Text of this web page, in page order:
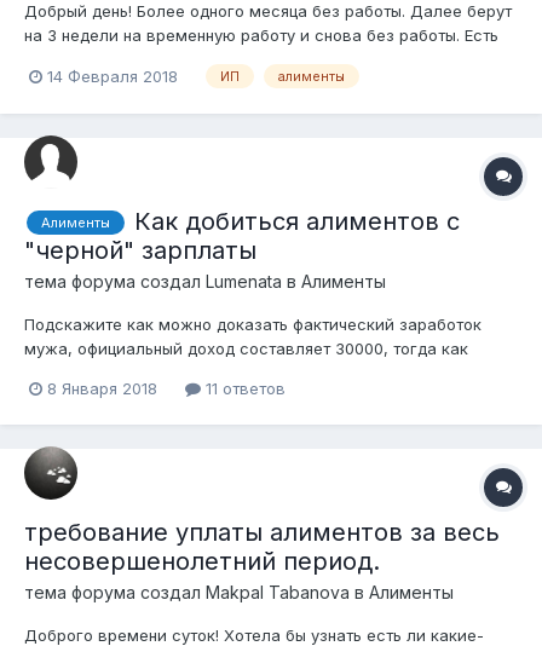
Добрый день! Более одного месяца без работы. Далее берут
на 3 недели на временную работу и снова без работы. Есть
правильно обеспечить выплату алиментов согласно
открывать ИП, которое...
14 Февраля 2018 ИП алименты
Алименты
Как добиться алиментов с
"черной" зарплаты
тема форума создал Lumenata в Алименты
Подскажите как можно доказать фактический заработок
мужа, официальный доход составляет 30000, тогда как
ребенок, ему 1,10. Сейчас подаю на расторжение и на
алименты, в добровольном порядке он платить не будет
(только те 25% от 30000). Его работодател...
8 Января 2018 11 ответов
требование уплаты алиментов за весь
несовершенолетний период.
тема форума создал Makpal Tabanova в Алименты
Доброго времени суток! Хотела бы узнать есть ли какие-